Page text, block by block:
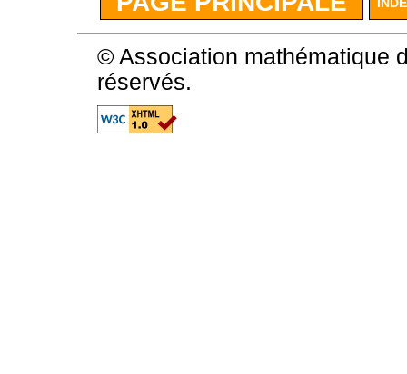
© Association mathématique
réservés.